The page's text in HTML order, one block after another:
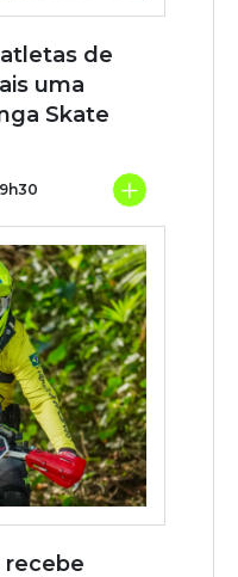
de
uma
Skate
+
recebe